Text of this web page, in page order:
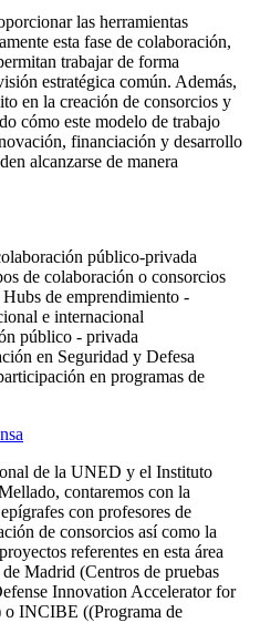
las herramientas
esta fase de colaboración,
trabajar de forma
estratégica común. Además,
en la creación de consorcios y
cómo este modelo de trabajo
financiación y desarrollo
alcanzarse de manera
público-privada
de colaboración o consorcios
de emprendimiento -
e internacional
público - privada
en Seguridad y Defesa
en programas de
de la UNED y el Instituto
contaremos con la
con profesores de
de consorcios así como la
referentes en esta área
Madrid (Centros de pruebas
Innovation Accelerator for
INCIBE ((Programa de